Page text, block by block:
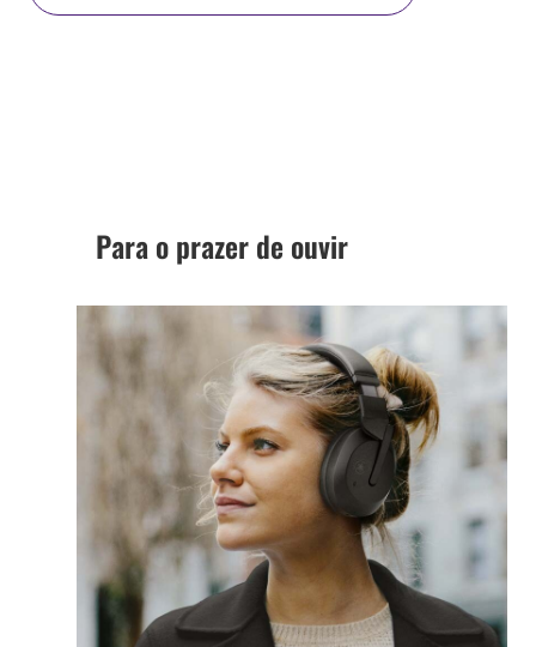
Para o prazer de ouvir